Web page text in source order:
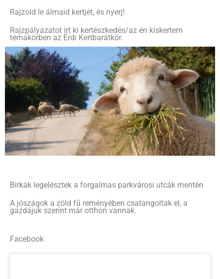
Rajzold le álmaid kertjét, és nyerj!
Rajzpályázatot írt ki kertészkedés/az én kiskertem
témakörben az Érdi Kertbarátkör.
Birkák legelésztek a forgalmas parkvárosi utcák mentén
A jószágok a zöld fű reményében csatangoltak el, a
gazdájuk szerint már otthon vannak.
Facebook